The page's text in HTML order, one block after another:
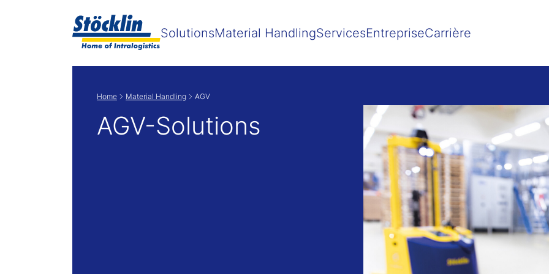
SolutionsMaterial HandlingServicesEntrepriseCarrière
Home Material Handling AGV
AGV-Solutions